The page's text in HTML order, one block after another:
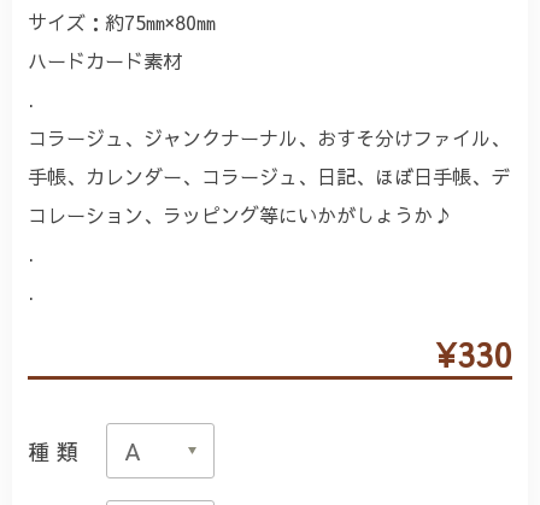
サイズ：約75㎜×80㎜
ハードカード素材
.
コラージュ、ジャンクナーナル、おすそ分けファイル、
手帳、カレンダー、コラージュ、日記、ほぼ日手帳、デ
コレーション、ラッピング等にいかがしょうか♪
.
.
¥330
種類